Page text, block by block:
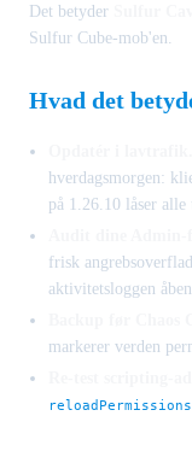
Det betyder
Sulfur Cube-mob'en.
Hvad det
hverdagsmorgen:
på 1.26.10 låser alle
frisk
aktivitetsloggen åben.
markerer verden
reloadPermissions